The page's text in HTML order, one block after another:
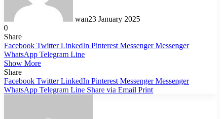
wan23 January 2025
0
Share
Facebook Twitter LinkedIn Pinterest Messenger Messenger
WhatsApp Telegram Line
Show More
Share
Facebook Twitter LinkedIn Pinterest Messenger Messenger
WhatsApp Telegram Line Share via Email Print